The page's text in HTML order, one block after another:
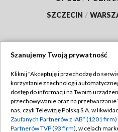
SZCZECIN /
Abonament TVP
Emisja w TVP
Polityka
Szanujemy Twoją prywatność
Kliknij "Akceptuję i przechodzę do
korzystanie z technologii
dostęp do informacji na Twoim
przechowywanie oraz na
nas, czyli Telewizję Polską S.A. w
Zaufanych Partnerów z IAB* (1201 firm)
Partnerów TVP (93 firm), w celach